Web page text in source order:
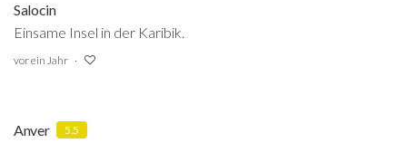
Salocin
Einsame Insel in der Karibik.
vor ein Jahr
Anver 5.5